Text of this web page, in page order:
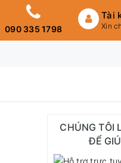
090 335 1798
Tài
Xin
CHÚNG TÔI
ĐỂ